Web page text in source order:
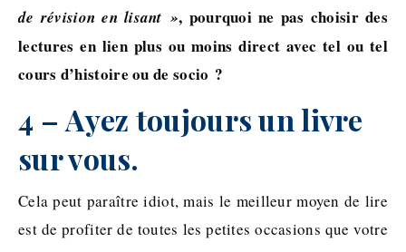
de révision en lisant », pourquoi ne pas choisir des
lectures en lien plus ou moins direct avec tel ou tel
cours d’histoire ou de socio ?
4 – Ayez toujours un livre
sur vous.
Cela peut paraître idiot, mais le meilleur moyen de lire
est de profiter de toutes les petites occasions que votre